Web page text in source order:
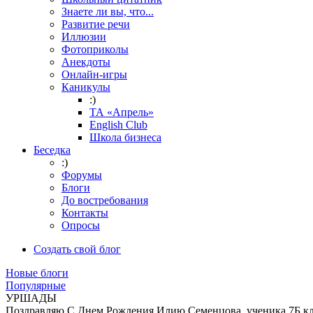
Знаете ли вы, что...
Развитие речи
Иллюзии
Фотоприколы
Анекдоты
Онлайн-игры
Каникулы
:)
ТА «Апрель»
English Club
Школа бизнеса
Беседка
:)
Форумы
Блоги
До востребования
Контакты
Опросы
Создать свой блог
Новые блоги
Популярные
УРШАДЫ
Поздравляю С Днем Рождения Илию Семенцова, ученика 7Б